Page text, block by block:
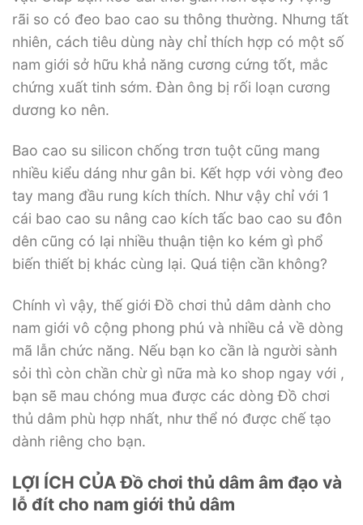
rãi so có đeo bao cao su thông thường. Nhưng tất
nhiên, cách tiêu dùng này chỉ thích hợp có một số
nam giới sở hữu khả năng cương cứng tốt, mắc
chứng xuất tinh sớm. Đàn ông bị rối loạn cương
dương ko nên.
Bao cao su silicon chống trơn tuột cũng mang
nhiều kiểu dáng như gân bi. Kết hợp với vòng đeo
tay mang đầu rung kích thích. Như vậy chỉ với 1
cái bao cao su nâng cao kích tấc bao cao su đôn
dên cũng có lại nhiều thuận tiện ko kém gì phổ
biến thiết bị khác cùng lại. Quá tiện cần không?
Chính vì vậy, thế giới Đồ chơi thủ dâm dành cho
nam giới vô cộng phong phú và nhiều cả về dòng
mã lẫn chức năng. Nếu bạn ko cần là người sành
sỏi thì còn chần chừ gì nữa mà ko shop ngay với ,
bạn sẽ mau chóng mua được các dòng Đồ chơi
thủ dâm phù hợp nhất, như thể nó được chế tạo
dành riêng cho bạn.
LỢI ÍCH CỦA Đồ chơi thủ dâm âm đạo và
lỗ đít cho nam giới thủ dâm